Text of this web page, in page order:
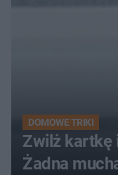
DOMOWE TRIKI
Zwilż kartkę
Żadna